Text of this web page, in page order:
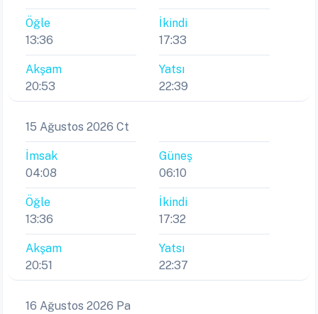
Öğle
13:36
İkindi
17:33
Akşam
20:53
Yatsı
22:39
15 Ağustos 2026 Ct
İmsak
04:08
Güneş
06:10
Öğle
13:36
İkindi
17:32
Akşam
20:51
Yatsı
22:37
16 Ağustos 2026 Pa